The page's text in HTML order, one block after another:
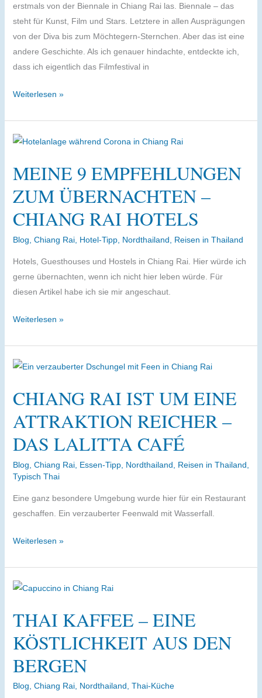
erstmals von der Biennale in Chiang Rai las. Biennale – das
steht für Kunst, Film und Stars. Letztere in allen Ausprägungen
von der Diva bis zum Möchtegern-Sternchen. Aber das ist eine
andere Geschichte. Als ich genauer hindachte, entdeckte ich,
dass ich eigentlich das Filmfestival in
Thailand
2023
–
Kunst
Chiang
Rai
Weiterlesen »
MEINE 9 EMPFEHLUNGEN
ZUM ÜBERNACHTEN –
CHIANG RAI HOTELS
Blog Chiang Rai, Hotel-Tipp, Nordthailand Reisen in Thailand
Hotels, Guesthouses und Hostels in Chiang Rai. Hier würde ich
gerne übernachten, wenn ich nicht hier leben würde. Für
diesen Artikel habe ich sie mir angeschaut.
Meine
Empfehlungen
zum
–
Rai
Hotels
Weiterlesen »
CHIANG RAI IST UM EINE
ATTRAKTION REICHER –
DAS LALITTA CAFÉ
Blog Chiang Rai, Essen-Tipp, Nordthailand Reisen in Thailand
Typisch Thai
Eine ganz besondere Umgebung wurde hier für ein Restaurant
geschaffen. Ein verzauberter Feenwald mit Wasserfall.
Chiang
ist
um
Attraktion
–
das
Café
Weiterlesen »
THAI KAFFEE – EINE
KÖSTLICHKEIT AUS DEN
BERGEN
Blog, Chiang Rai, Nordthailand, Thai-Küche